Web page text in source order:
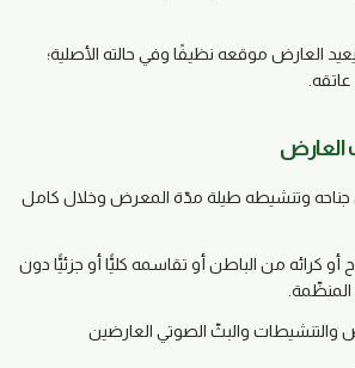
العارض موقعه نظيفًا وفي حالته الأصلية؛
جناحه وتنشيطه طيلة مدّة المعرض وخلال كامل
أو كرائه من الباطن أو تقاسمه كليًّا أو جزئيًّا دون
والتنشيطات والبثّ الصوتي العارضين